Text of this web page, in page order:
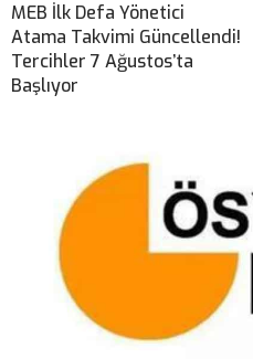
MEB İlk Defa Yönetici
Atama Takvimi Güncellendi!
Tercihler 7 Ağustos’ta
Başlıyor